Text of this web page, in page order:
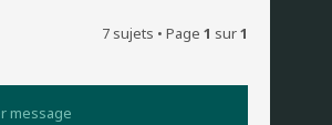
7 sujets • Page 1 sur1
message